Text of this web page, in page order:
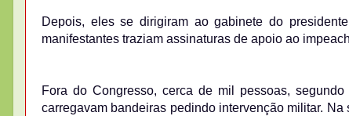
Depois, eles se dirigiram ao gabinete do
manifestantes traziam assinaturas de apoio ao
Fora do Congresso, cerca de mil pessoas,
carregavam bandeiras pedindo intervenção militar.